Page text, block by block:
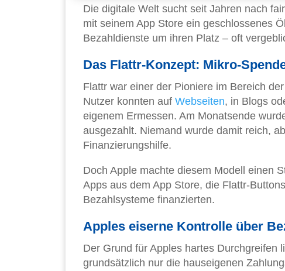
Die digitale Welt sucht seit Jahren nach
mit seinem App Store ein geschlossenes
Bezahldienste um ihren Platz – oft
Das Flattr-Konzept: Mikro-
Flattr war einer der Pioniere im Bereich
Nutzer konnten auf Webseiten, in Blogs
eigenem Ermessen. Am Monatsende
ausgezahlt. Niemand wurde damit reich,
Finanzierungshilfe.
Doch Apple machte diesem Modell einen
Apps aus dem App Store, die Flattr-
Bezahlsysteme finanzierten.
Apples eiserne Kontrolle über
Der Grund für Apples hartes Durchgreifen
grundsätzlich nur die hauseigenen